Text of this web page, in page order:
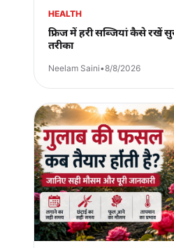
HEALTH
फ्रिज में हरी सब्जियां कैसे रखें
तरीका
Neelam Saini•8/8/2026